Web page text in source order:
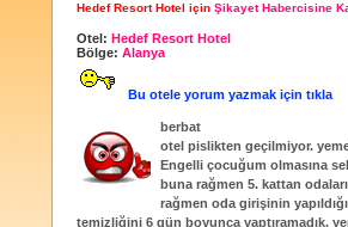
Hedef Resort Hotel için Şikayet Habercisine
Otel: Hedef Resort Hotel
Bölge: Alanya
Bu otele yorum yazmak için tıkla
berbat
otel pislikten geçilmiyor.
Engelli çocuğum olmasına
buna rağmen 5. kattan
rağmen oda girişinin
temizliğini 6 gün boyunca yaptıramadık.